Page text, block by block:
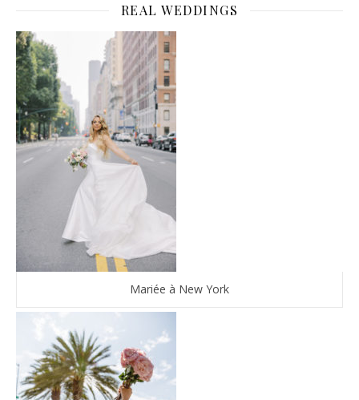
REAL WEDDINGS
Mariée à New York